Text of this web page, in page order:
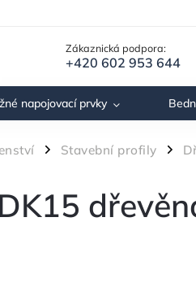
Zákaznická podpora:
+420 602 953 644
napojovací prvky
/ Stavební profily /